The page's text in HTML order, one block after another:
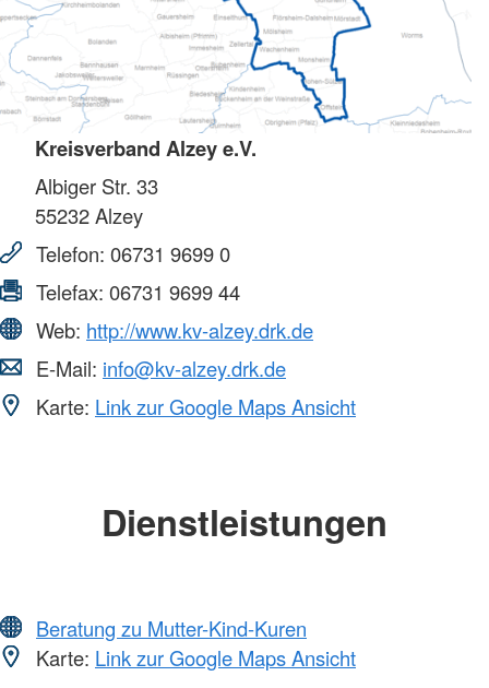
Kreisverband Alzey e.V.
Albiger Str. 33
55232Alzey
Telefon: 06731 9699 0
Telefax: 06731 9699 44
Web: http://www.kv-alzey.drk.de
E-Mail: info@kv-alzey.drk.de
Karte: Link zur Google Maps Ansicht
Dienstleistungen
Beratung zu Mutter-Kind-Kuren
Karte: Link zur Google Maps Ansicht